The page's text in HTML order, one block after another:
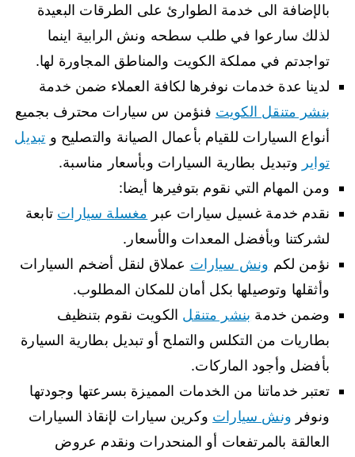
بالإضافة الى خدمة الطوارئ على الطرقات البعيدة
لذلك سارعوا في طلب سطحه ونش الرابية اينما
تواجدتم في مملكة الكويت والمناطق المجاورة لها.
لدينا عدة خدمات نوفرها لكافة العملاء ضمن خدمة
بنشر متنقل الكويت فنؤمن س سيارات محترف بجميع
أنواع السيارات للقيام بأعمال الصيانة والتصليح و تبديل
تواير وتبديل بطارية السيارات وبأسعار مناسبة.
ومن المهام التي نقوم بتوفيرها أيضا:
نقدم خدمة غسيل سيارات عبر مغسلة سيارات تابعة
لشركتنا وبأفضل المعدات والأسعار.
نؤمن لكم ونش سيارات عملاق لنقل أضخم السيارات
وأثقلها وتوصيلها بكل أمان للمكان المطلوب.
وضمن خدمة بنشر متنقل الكويت نقوم بتنظيف
بطاريات من التكلس والتملح أو تبديل بطارية السيارة
بأفضل وأجود الماركات.
تعتبر خدماتنا من الخدمات المميزة بسرعتها وجودتها
ونوفر ونش سيارات وكرين سيارات لإنقاذ السيارات
العالقة بالمرتفعات أو المنحدرات ونقدم عروض